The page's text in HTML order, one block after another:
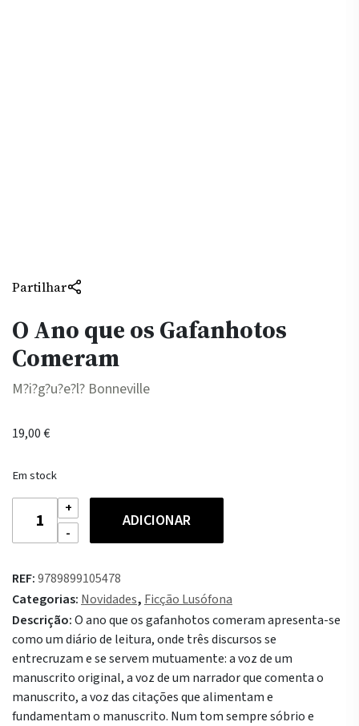
Partilhar
O Ano que os Gafanhotos
Comeram
M?i?g?u?e?l? Bonneville
19,00€
Em stock
Quantidade
O
que
os
Gafanhotos
Comeram
ADICIONAR
REF:9789899105478
Categorias: Novidades, Ficção Lusófona
Descrição:O ano que os gafanhotos comeram apresenta-se
como um diário de leitura, onde três discursos se
entrecruzam e se servem mutuamente: a voz de um
manuscrito original, a voz de um narrador que comenta o
manuscrito, a voz das citações que alimentam e
fundamentam o manuscrito. Num tom sempre sóbrio e